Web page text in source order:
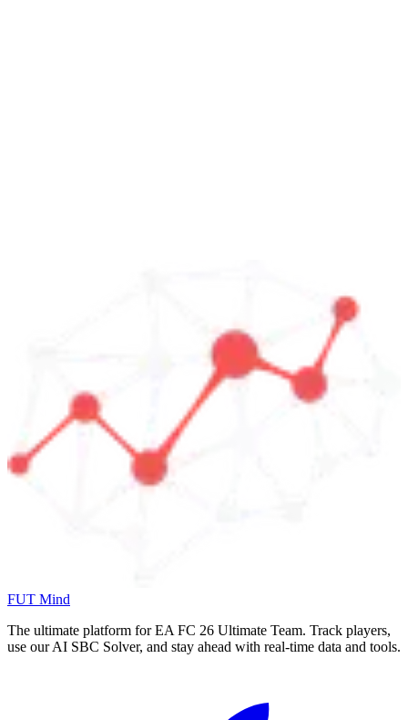
FUT Mind
The ultimate platform for EA FC 26 Ultimate Team. Track players,
use our AI SBC Solver, and stay ahead with real-time data and tools.